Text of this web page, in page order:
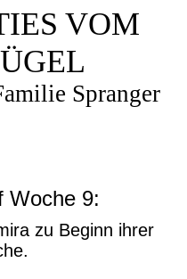
VOM
Spranger
Woche 9:
zu Beginn ihrer